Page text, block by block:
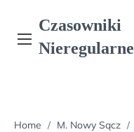
content
Czasowniki
Nieregularne
Home / M. Nowy Sącz /